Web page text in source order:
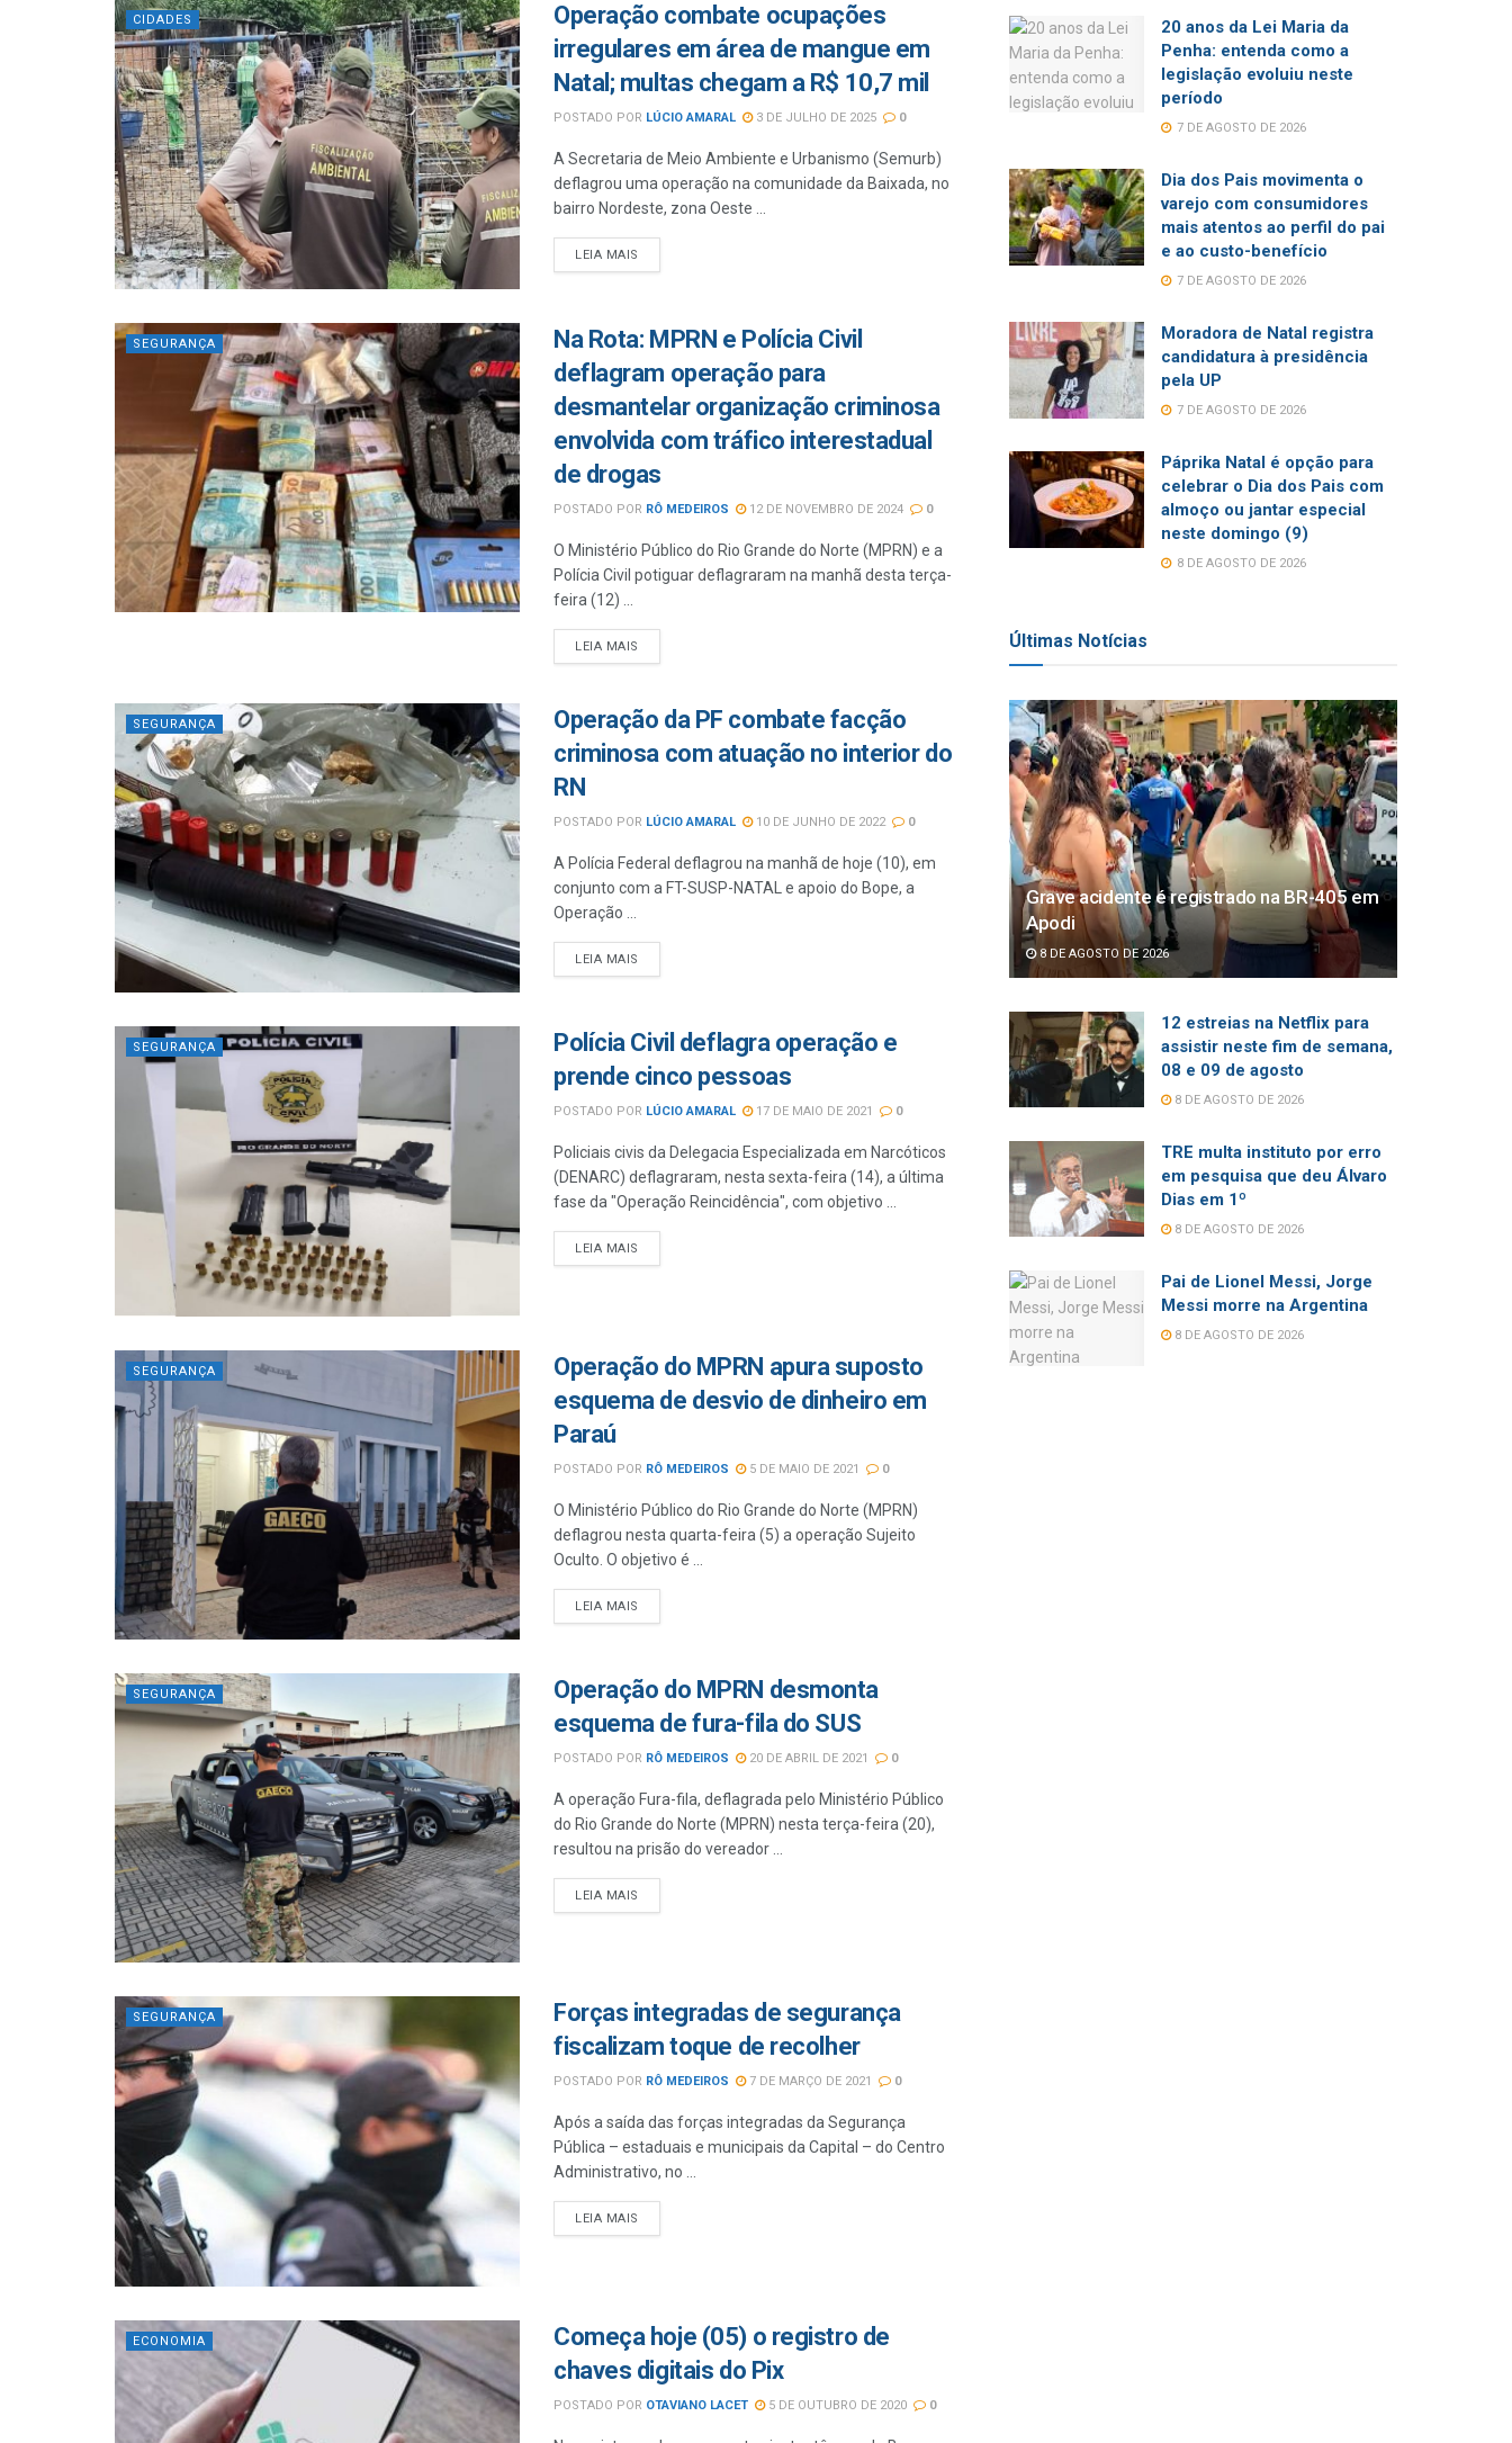
CIDADES
Operação combate ocupações
irregulares em área de mangue em
Natal; multas chegam a R$ 10,7 mil
POSTADO POR LÚCIO AMARAL 3 DE JULHO DE 2025 0
A Secretaria de Meio Ambiente e Urbanismo (Semurb)
deflagrou uma operação na comunidade da Baixada, no
bairro Nordeste, zona Oeste ...
LEIA MAIS
SEGURANÇA
Na Rota: MPRN e Polícia Civil
deflagram operação para
desmantelar organização criminosa
envolvida com tráfico interestadual
de drogas
POSTADO POR RÔ MEDEIROS 12 DE NOVEMBRO DE 2024 0
O Ministério Público do Rio Grande do Norte (MPRN) e a
Polícia Civil potiguar deflagraram na manhã desta terça-
feira (12) ...
LEIA MAIS
SEGURANÇA
Operação da PF combate facção
criminosa com atuação no interior do
RN
POSTADO POR LÚCIO AMARAL 10 DE JUNHO DE 2022 0
A Polícia Federal deflagrou na manhã de hoje (10), em
conjunto com a FT-SUSP-NATAL e apoio do Bope, a
Operação ...
LEIA MAIS
SEGURANÇA
Polícia Civil deflagra operação e
prende cinco pessoas
POSTADO POR LÚCIO AMARAL 17 DE MAIO DE 2021 0
Policiais civis da Delegacia Especializada em Narcóticos
(DENARC) deflagraram, nesta sexta-feira (14), a última
fase da "Operação Reincidência", com objetivo ...
LEIA MAIS
SEGURANÇA
Operação do MPRN apura suposto
esquema de desvio de dinheiro em
Paraú
POSTADO POR RÔ MEDEIROS 5 DE MAIO DE 2021 0
O Ministério Público do Rio Grande do Norte (MPRN)
deflagrou nesta quarta-feira (5) a operação Sujeito
Oculto. O objetivo é ...
LEIA MAIS
SEGURANÇA
Operação do MPRN desmonta
esquema de fura-fila do SUS
POSTADO POR RÔ MEDEIROS 20 DE ABRIL DE 2021 0
A operação Fura-fila, deflagrada pelo Ministério Público
do Rio Grande do Norte (MPRN) nesta terça-feira (20),
resultou na prisão do vereador ...
LEIA MAIS
SEGURANÇA
Forças integradas de segurança
fiscalizam toque de recolher
POSTADO POR RÔ MEDEIROS 7 DE MARÇO DE 2021 0
Após a saída das forças integradas da Segurança
Pública – estaduais e municipais da Capital – do Centro
Administrativo, no ...
LEIA MAIS
ECONOMIA
Começa hoje (05) o registro de
chaves digitais do Pix
POSTADO POR OTAVIANO LACET 5 DE OUTUBRO DE 2020 0
20 anos da Lei Maria da
Penha: entenda como a
legislação evoluiu neste
período
7 DE AGOSTO DE 2026
Dia dos Pais movimenta o
varejo com consumidores
mais atentos ao perfil do pai
e ao custo-benefício
7 DE AGOSTO DE 2026
Moradora de Natal registra
candidatura à presidência
pela UP
7 DE AGOSTO DE 2026
Páprika Natal é opção para
celebrar o Dia dos Pais com
almoço ou jantar especial
neste domingo (9)
8 DE AGOSTO DE 2026
Últimas Notícias
Grave acidente é registrado na BR-405 em
Apodi
8 DE AGOSTO DE 2026
12 estreias na Netflix para
assistir neste fim de semana,
08 e 09 de agosto
8 DE AGOSTO DE 2026
TRE multa instituto por erro
em pesquisa que deu Álvaro
Dias em 1º
8 DE AGOSTO DE 2026
Pai de Lionel Messi, Jorge
Messi morre na Argentina
8 DE AGOSTO DE 2026